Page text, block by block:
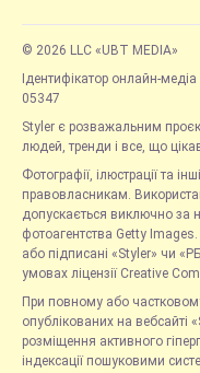
© 2026 LLC «UBT MEDIA»
Ідентифікатор онлайн-
05347
Styler є розважальним
людей, тренди і все, що
Фотографії, ілюстрації та
правовласникам.
допускається виключно за
фотоагентства Getty
або підписані «Styler» чи
умовах ліцензії Creative
При повному або
опублікованих на
розміщення активного
індексації пошуковими